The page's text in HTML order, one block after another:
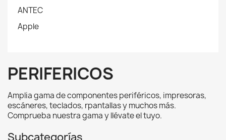
ANTEC
Apple
PERIFERICOS
Amplia gama de componentes periféricos, impresoras,
escáneres, teclados, rpantallas y muchos más.
Comprueba nuestra gama y llévate el tuyo.